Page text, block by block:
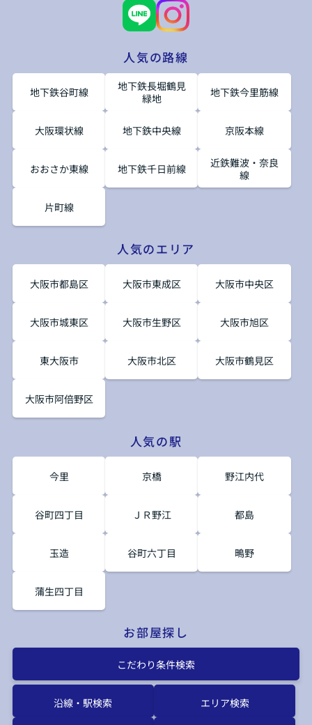
人気の路線
地下鉄谷町線
地下鉄長堀鶴見
緑地
地下鉄今里筋線
大阪環状線 地下鉄中央線 京阪本線
おおさか東線 地下鉄千日前線
近鉄難波・奈良
線
片町線
人気のエリア
大阪市都島区 大阪市東成区 大阪市中央区
大阪市城東区 大阪市生野区 大阪市旭区
東大阪市 大阪市北区 大阪市鶴見区
大阪市阿倍野区
人気の駅
今里 京橋 野江内代
谷町四丁目 ＪＲ野江 都島
玉造 谷町六丁目 鴫野
蒲生四丁目
お部屋探し
こだわり条件検索
沿線・駅検索 エリア検索